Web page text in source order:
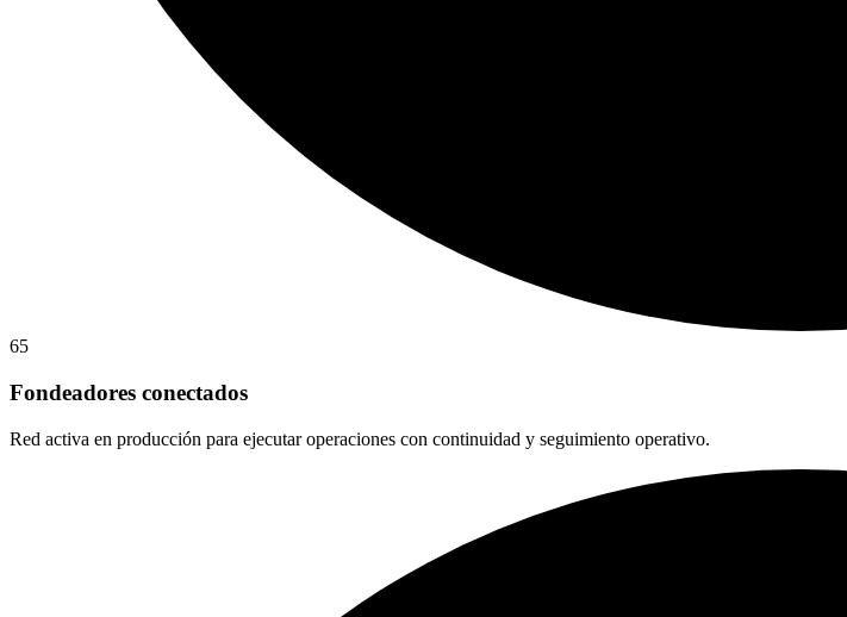
65
Fondeadores conectados
Red activa en producción para ejecutar operaciones con continuidad y seguimiento operativo.